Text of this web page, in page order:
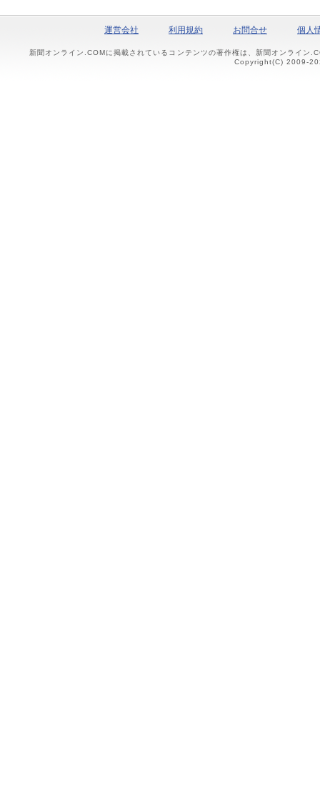
運営会社 利用規約 お問合せ 個人
新聞オンライン.COMに掲載されているコンテンツの著作権は、新聞オンライン
Copyright(C) 2009-